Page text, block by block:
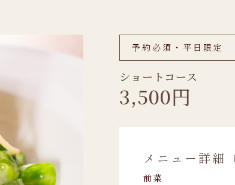
予約必須・平日限定
ショートコース
3,500円
メニュー詳細
前菜